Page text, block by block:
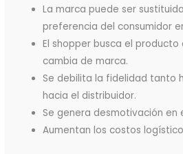
La marca puede ser
preferencia del consumidor
El shopper busca el
cambia de marca.
Se debilita la fidelidad tanto
hacia el distribuidor.
Se genera desmotivación en
Aumentan los costos